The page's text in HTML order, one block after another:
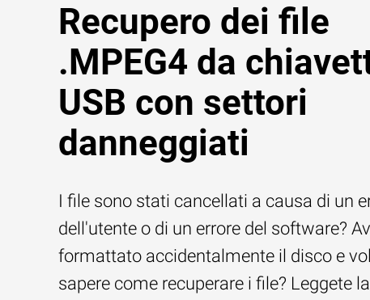
Recupero dei file
.MPEG4 da
USB con settori
danneggiati
I file sono stati cancellati a causa di un
dell'utente o di un errore del software?
formattato accidentalmente il disco e
sapere come recuperare i file? Leggete